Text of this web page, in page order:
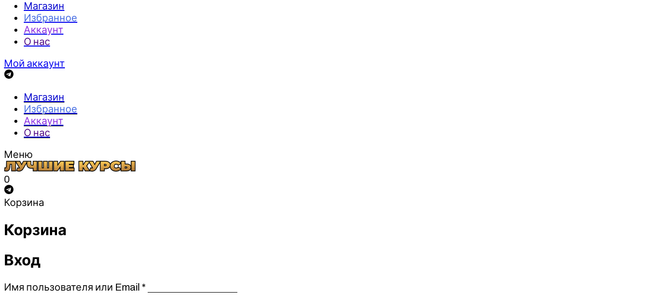
Магазин
Избранное
Аккаунт
О нас
Мой аккаунт
Магазин
Избранное
Аккаунт
О нас
Меню
0
Корзина
Корзина
Вход
Имя пользователя или Email *Обязательно